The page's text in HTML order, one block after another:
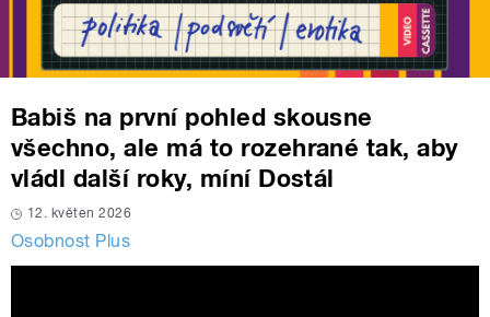
Babiš na první pohled skousne
všechno, ale má to rozehrané tak, aby
vládl další roky, míní Dostál
12. květen 2026
Osobnost Plus